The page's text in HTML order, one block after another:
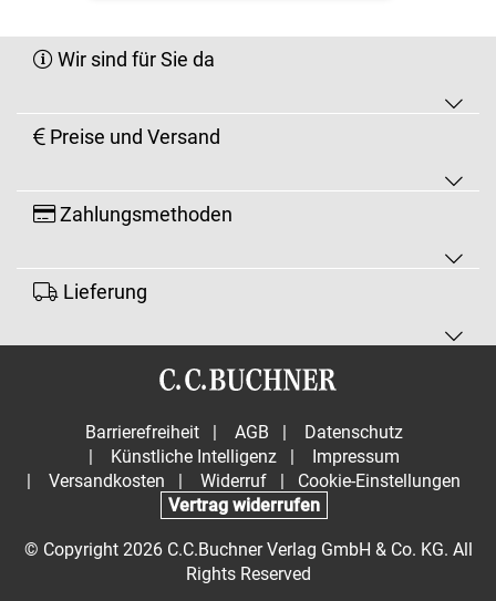
Wir sind für Sie da
Preise und Versand
Zahlungsmethoden
Lieferung
Barrierefreiheit | AGB |
Datenschutz
|
Künstliche Intelligenz |
Impressum
|
Versandkosten | Widerruf |
Cookie-Einstellungen
Vertrag widerrufen
© Copyright 2026 C.C.Buchner Verlag GmbH & Co. KG. All
Rights Reserved